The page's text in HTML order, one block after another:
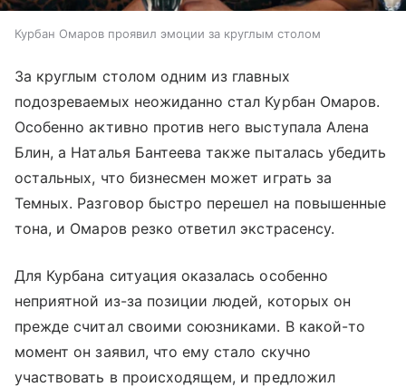
Курбан Омаров проявил эмоции за круглым столом
За круглым столом одним из главных
подозреваемых неожиданно стал Курбан Омаров.
Особенно активно против него выступала Алена
Блин, а Наталья Бантеева также пыталась убедить
остальных, что бизнесмен может играть за
Темных. Разговор быстро перешел на повышенные
тона, и Омаров резко ответил экстрасенсу.
Для Курбана ситуация оказалась особенно
неприятной из-за позиции людей, которых он
прежде считал своими союзниками. В какой-то
момент он заявил, что ему стало скучно
участвовать в происходящем, и предложил